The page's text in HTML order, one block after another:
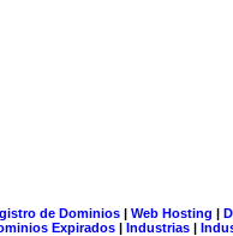
de Dominios| Web Hosting |
Expirados | Industrias |